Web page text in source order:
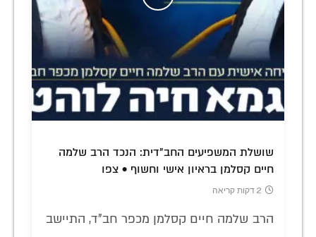
שושלת המשפיעים החב"דית: הנכד הרב שלמה
חיים קסלמן בראיון אישי וחשוף • צפו
2 דקות קריאה
הרב שלמה חיים קסלמן מכפר חב"ד, התיישב